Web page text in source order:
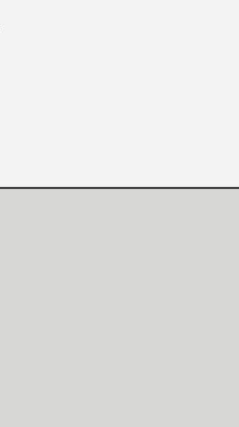
[LS] [PS5] Le WebKit
[GK] Oubliez Crazy Taxi,
[LS] [Switch] NSZ 5.0.0
[GK] No More Room in
[GK] Agenda - GeForce